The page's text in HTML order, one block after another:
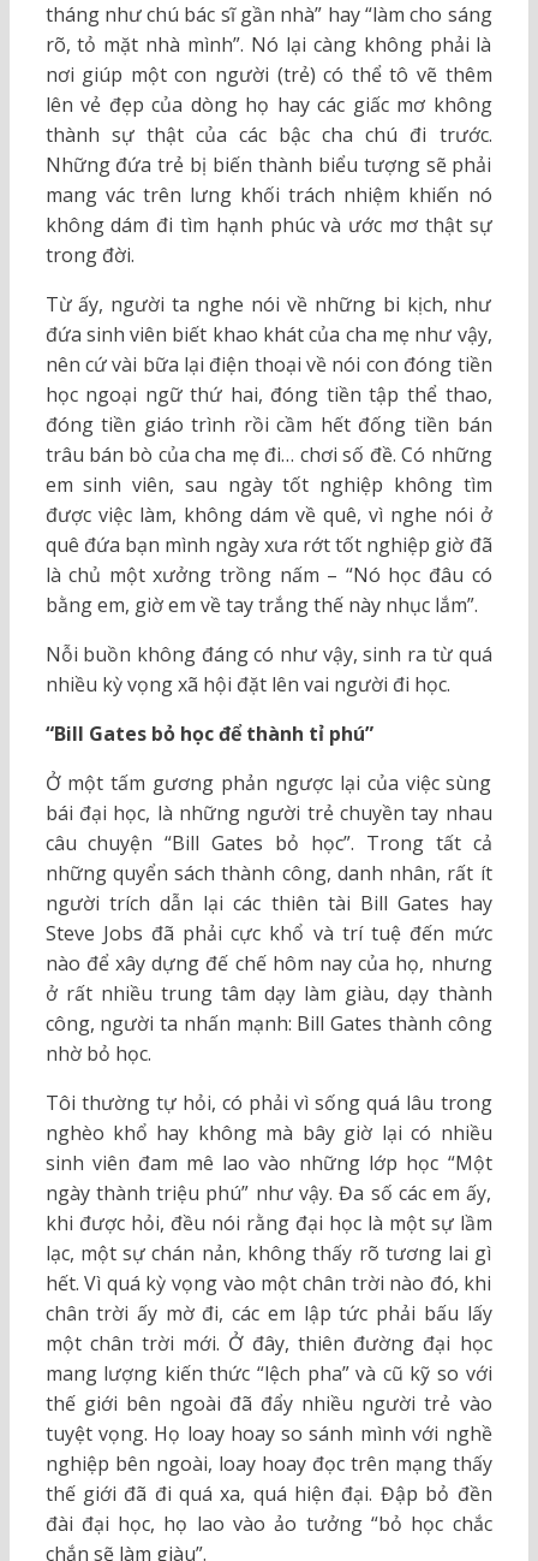
tháng như chú bác sĩ gần nhà” hay “làm cho sáng
rõ, tỏ mặt nhà mình”. Nó lại càng không phải là
nơi giúp một con người (trẻ) có thể tô vẽ thêm
lên vẻ đẹp của dòng họ hay các giấc mơ không
thành sự thật của các bậc cha chú đi trước.
Những đứa trẻ bị biến thành biểu tượng sẽ phải
mang vác trên lưng khối trách nhiệm khiến nó
không dám đi tìm hạnh phúc và ước mơ thật sự
trong đời.
Từ ấy, người ta nghe nói về những bi kịch, như
đứa sinh viên biết khao khát của cha mẹ như vậy,
nên cứ vài bữa lại điện thoại về nói con đóng tiền
học ngoại ngữ thứ hai, đóng tiền tập thể thao,
đóng tiền giáo trình rồi cầm hết đống tiền bán
trâu bán bò của cha mẹ đi… chơi số đề. Có những
em sinh viên, sau ngày tốt nghiệp không tìm
được việc làm, không dám về quê, vì nghe nói ở
quê đứa bạn mình ngày xưa rớt tốt nghiệp giờ đã
là chủ một xưởng trồng nấm – “Nó học đâu có
bằng em, giờ em về tay trắng thế này nhục lắm”.
Nỗi buồn không đáng có như vậy, sinh ra từ quá
nhiều kỳ vọng xã hội đặt lên vai người đi học.
“Bill Gates bỏ học để thành tỉ phú”
Ở một tấm gương phản ngược lại của việc sùng
bái đại học, là những người trẻ chuyền tay nhau
câu chuyện “Bill Gates bỏ học”. Trong tất cả
những quyển sách thành công, danh nhân, rất ít
người trích dẫn lại các thiên tài Bill Gates hay
Steve Jobs đã phải cực khổ và trí tuệ đến mức
nào để xây dựng đế chế hôm nay của họ, nhưng
ở rất nhiều trung tâm dạy làm giàu, dạy thành
công, người ta nhấn mạnh: Bill Gates thành công
nhờ bỏ học.
Tôi thường tự hỏi, có phải vì sống quá lâu trong
nghèo khổ hay không mà bây giờ lại có nhiều
sinh viên đam mê lao vào những lớp học “Một
ngày thành triệu phú” như vậy. Đa số các em ấy,
khi được hỏi, đều nói rằng đại học là một sự lầm
lạc, một sự chán nản, không thấy rõ tương lai gì
hết. Vì quá kỳ vọng vào một chân trời nào đó, khi
chân trời ấy mờ đi, các em lập tức phải bấu lấy
một chân trời mới. Ở đây, thiên đường đại học
mang lượng kiến thức “lệch pha” và cũ kỹ so với
thế giới bên ngoài đã đẩy nhiều người trẻ vào
tuyệt vọng. Họ loay hoay so sánh mình với nghề
nghiệp bên ngoài, loay hoay đọc trên mạng thấy
thế giới đã đi quá xa, quá hiện đại. Đập bỏ đền
đài đại học, họ lao vào ảo tưởng “bỏ học chắc
chắn sẽ làm giàu”.